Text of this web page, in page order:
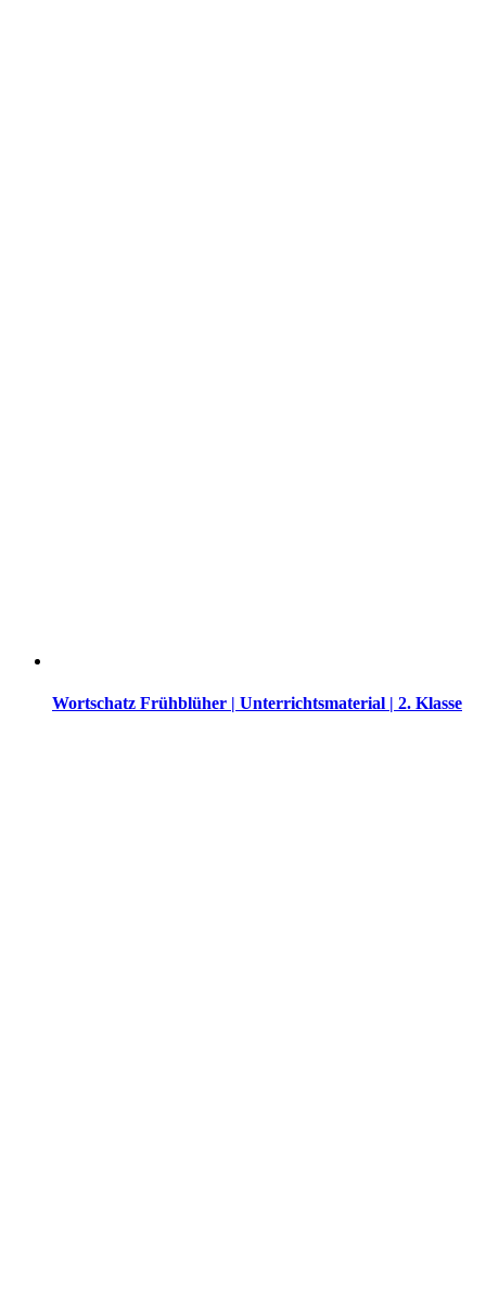
Wortschatz Frühblüher | Unterrichtsmaterial | 2. Klasse